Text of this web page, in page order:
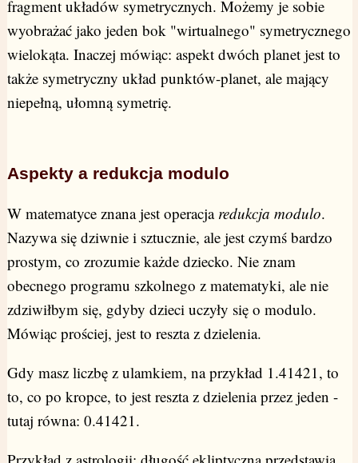
fragment układów symetrycznych. Możemy je sobie
wyobrażać jako jeden bok "wirtualnego" symetrycznego
wielokąta. Inaczej mówiąc: aspekt dwóch planet jest to
także symetryczny układ punktów-planet, ale mający
niepełną, ułomną symetrię.
Aspekty a redukcja modulo
W matematyce znana jest operacja redukcja modulo.
Nazywa się dziwnie i sztucznie, ale jest czymś bardzo
prostym, co zrozumie każde dziecko. Nie znam
obecnego programu szkolnego z matematyki, ale nie
zdziwiłbym się, gdyby dzieci uczyły się o modulo.
Mówiąc prościej, jest to reszta z dzielenia.
Gdy masz liczbę z ulamkiem, na przykład 1.41421, to
to, co po kropce, to jest reszta z dzielenia przez jeden -
tutaj równa: 0.41421.